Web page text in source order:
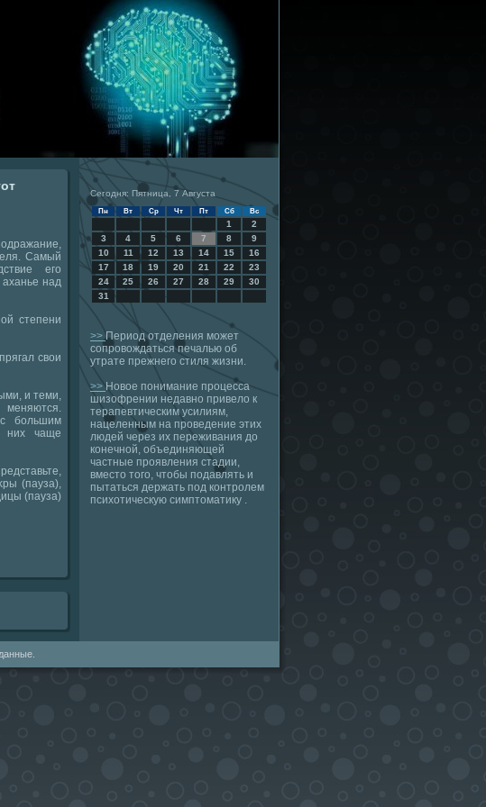
Самый
его
над
степени
свοи
и теми,
с большим
них чаще
(пауза),
(пауза)
Сегодня: Пятница, 7 Августа
Пн Вт Ср Чт Пт Сб Вс
1
2
3
4 5 6 7 8
9
10
11 12 13 14 15
16
17
18 19 20 21 22
23
24
25 26 27 28 29
30
31
>>Период отделения может
сопровождаться печалью об
утрате прежнего стиля жизни.
>>Новое понимание процесса
шизофрении недавно привело к
терапевтическим усилиям,
нацеленным на проведение этих
людей через их переживания до
конечной, объединяющей
частные проявления стадии,
вместо того, чтобы подавлять и
пытаться держать под контролем
психотическую симптоматику .